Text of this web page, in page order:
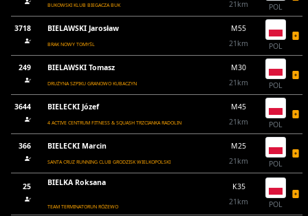
BUKOWSKI KLUB BIEGACZA BUK
21km
POL
3718 BIELAWSKI Jarosław
BRAK NOWY TOMYŚL
M55
21km
POL
249 BIELAWSKI Tomasz
DRUŻYNA SZPIKU GRANOWO KUBACZYN
M30
21km
POL
3644 BIELECKI Józef
4 ACTIVE CENTRUM FITNESS & SQUASH TRZCIANKA RADOLIN
M45
21km
POL
366 BIELECKI Marcin
SANTA CRUZ RUNNING CLUB GRODZISK WIELKOPOLSKI
M25
21km
POL
25 BIELKA Roksana
TEAM TERMINATORUN RÓŻEWO
K35
21km
POL